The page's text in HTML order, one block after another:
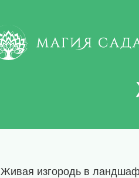
Живая изгородь в